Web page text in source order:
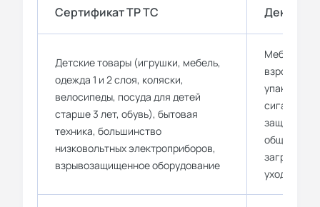
Сертификат ТР ТС
Детские товары (игрушки, мебель,
одежда 1 и 2 слоя, коляски,
велосипеды, посуда для детей
старше 3 лет, обувь), бытовая
техника, большинство
низковольтных электроприборов,
взрывозащищенное оборудование
Мебель и
взрослых,
сигареты,
уходовая